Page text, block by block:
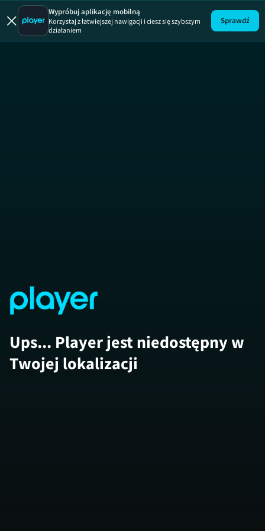
Miasto Kobiet
Wypróbuj aplikację mobilną
Korzystaj z łatwiejszej nawigacji i ciesz się szybszym
działaniem
Sprawdź
Ups... Player jest niedostępny w
Twojej lokalizacji